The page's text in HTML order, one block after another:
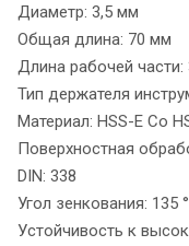
Диаметр: 3,5 мм
Общая длина: 70 мм
Длина рабочей
Тип держателя
Материал: HSS-E Co
Поверхностная
DIN: 338
Угол зенкования: 135 °
Устойчивость к